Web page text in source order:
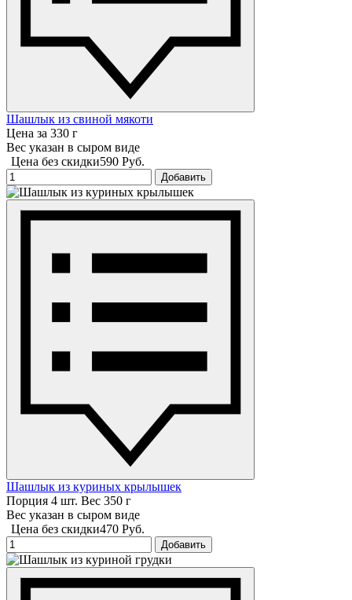
Шашлык из свиной мякоти
Цена за 330 г
Вес указан в сыром виде
Цена без скидки590 Руб.
Добавить
Шашлык из куриных крылышек
Порция 4 шт. Вес 350 г
Вес указан в сыром виде
Цена без скидки470 Руб.
Добавить